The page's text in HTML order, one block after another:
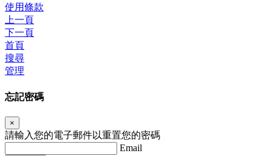
使用條款
上一頁
下一頁
首頁
搜尋
管理
忘記密碼
×
請輸入您的電子郵件以重置您的密碼
Email